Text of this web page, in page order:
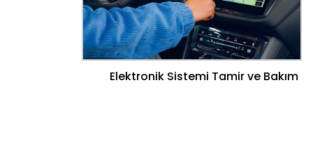
Elektronik Sistemi Tamir ve Bakım